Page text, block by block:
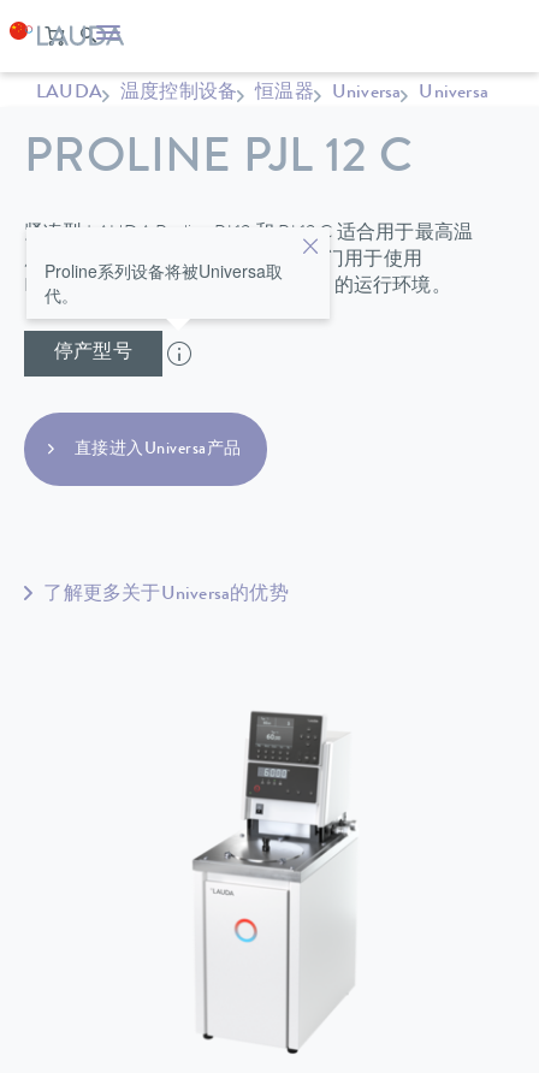
LAUDA 温度控制设备 恒温器 Universa Universa
PROLINE PJL 12 C
紧凑型 LAUDA Proline PJ 12 和 PJ 12 C 适合用于最高温
度达 300 ºC 的条件下，并且还可专门用于使用
LAUDA 直流冷却器、最低达 -40 °C 的运行环境。
停产型号
Proline系列设备将被Universa取
代。
直接进入Universa产品
了解更多关于Universa的优势